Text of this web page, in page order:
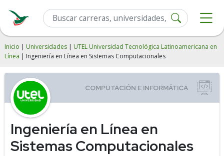
Inicio | Universidades | UTEL Universidad Tecnológica Latinoamericana en
Línea | Ingeniería en Línea en Sistemas Computacionales
Ingeniería en Línea en
Sistemas Computacionales